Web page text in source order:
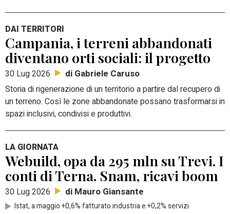
DAI TERRITORI
Campania, i terreni abbandonati
diventano orti sociali: il progetto
30 Lug 2026 di Gabriele Caruso
Storia di rigenerazione di un territorio a partire dal recupero di
un terreno. Così le zone abbandonate possano trasformarsi in
spazi inclusivi, condivisi e produttivi.
LA GIORNATA
Webuild, opa da 295 mln su Trevi. I
conti di Terna. Snam, ricavi boom
30 Lug 2026 di Mauro Giansante
Istat, a maggio +0,6% fatturato industria e +0,2% servizi